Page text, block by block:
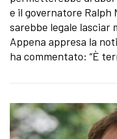
e il governatore Ralph
sarebbe legale lasciar
Appena appresa la
ha commentato: “È